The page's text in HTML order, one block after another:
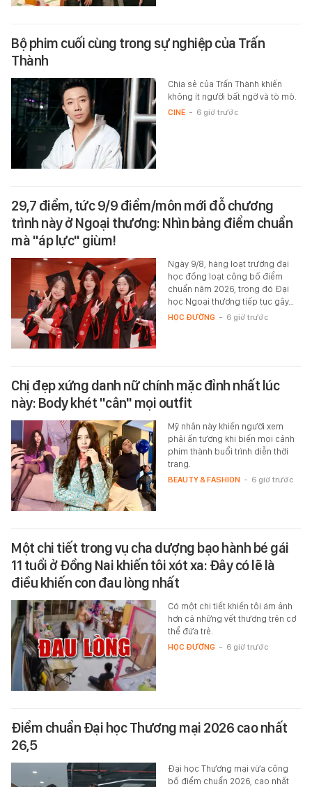
Bộ phim cuối cùng trong sự nghiệp của Trấn
Thành
Chia sẻ của Trấn Thành khiến
không ít người bất ngờ và tò mò.
CINE - 6 giờ trước
29,7 điểm, tức 9/9 điểm/môn mới đỗ chương
trình này ở Ngoại thương: Nhìn bảng điểm chuẩn
mà "áp lực" giùm!
Ngày 9/8, hàng loạt trường đại
học đồng loạt công bố điểm
chuẩn năm 2026, trong đó Đại
học Ngoại thương tiếp tục gây…
HỌC ĐƯỜNG - 6 giờ trước
Chị đẹp xứng danh nữ chính mặc đỉnh nhất lúc
này: Body khét "cân" mọi outfit
Mỹ nhân này khiến người xem
phải ấn tượng khi biến mọi cảnh
phim thành buổi trình diễn thời
trang.
BEAUTY & FASHION - 6 giờ trước
Một chi tiết trong vụ cha dượng bạo hành bé gái
11 tuổi ở Đồng Nai khiến tôi xót xa: Đây có lẽ là
điều khiến con đau lòng nhất
Có một chi tiết khiến tôi ám ảnh
hơn cả những vết thương trên cơ
thể đứa trẻ.
HỌC ĐƯỜNG - 6 giờ trước
Điểm chuẩn Đại học Thương mại 2026 cao nhất
26,5
Đại học Thương mại vừa công
bố điểm chuẩn 2026, cao nhất